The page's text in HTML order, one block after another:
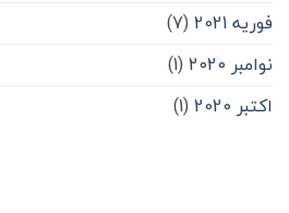
فوریه 2021
(7)
نوامبر 2020
(1)
اکتبر 2020
(1)